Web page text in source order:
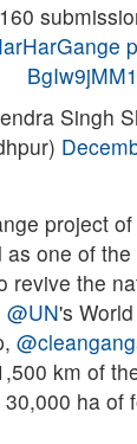
BgIw9jMM1
Singh
project
as one of
revive the
@UN's
km of
ha of